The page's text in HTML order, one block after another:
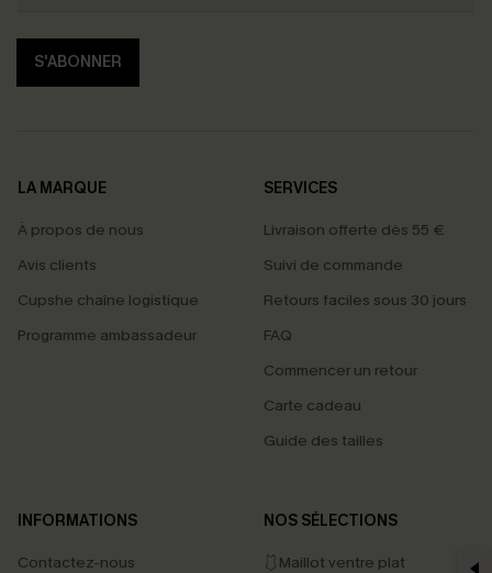
S'ABONNER
LA MARQUE
À propos de nous
Avis clients
Cupshe chaîne logistique
Programme ambassadeur
SERVICES
Livraison offerte dès 55 €
Suivi de commande
Retours faciles sous 30 jours
FAQ
Commencer un retour
Carte cadeau
Guide des tailles
INFORMATIONS
Contactez-nous
NOS SÉLECTIONS
🩱Maillot ventre plat
PROFITEZ DE -15%
-15% dès 2 Achetés par E-mail